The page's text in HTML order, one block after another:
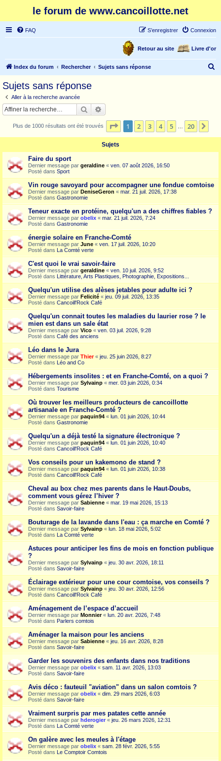
le forum de www.cancoillotte.net
FAQ Connexion
S’enregistrer
Livre d'or
Retour au site
Index du forum Rechercher Sujets sans réponse
c
Sujets sans réponse
Aller à la recherche avancée
Rechercher
Plus de 1000 résultats ont été trouvés Page 1sur20
1 2 3 4 5 20
Sujets
Faire du sport
Dernier message par geraldine « ven. 07 août 2026, 16:50
Posté dans Sport
Vin rouge savoyard pour accompagner une fondue comtoise
Dernier message par DeniseGeron « mar. 21 juil. 2026, 17:38
Posté dans Gastronomie
Teneur exacte en protéine, quelqu'un a des chiffres fiables ?
Dernier message par obelix « mar. 21 juil. 2026, 7:24
Posté dans Gastronomie
énergie solaire en Franche-Comté
Dernier message par June « ven. 17 juil. 2026, 10:20
Posté dans La Comté verte
C'est quoi le vrai savoir-faire
Dernier message par geraldine « ven. 10 juil. 2026, 9:52
Posté dans Littérature, Arts Plastiques, Photographie, Expositions...
Quelqu'un utilise des alèses jetables pour adulte ici ?
Dernier message par Felicité « jeu. 09 juil. 2026, 13:35
Posté dans Cancoill'Rock Café
Quelqu'un connait toutes les maladies du laurier rose ? le
mien est dans un sale état
Dernier message par Vico « ven. 03 juil. 2026, 9:28
Posté dans Café des anciens
Léo dans le Jura
Dernier message par Thier« jeu. 25 juin 2026, 8:27
Posté dans Léo and Co
Hébergements insolites : et en Franche-Comté, on a quoi ?
Dernier message par Sylvainp « mer. 03 juin 2026, 0:34
Posté dans Tourisme
Où trouver les meilleurs producteurs de cancoillotte
artisanale en Franche-Comté ?
Dernier message par paquin94 « lun. 01 juin 2026, 10:44
Posté dans Gastronomie
Quelqu'un a déjà testé la signature électronique ?
Dernier message par paquin94 « lun. 01 juin 2026, 10:40
Posté dans Cancoill'Rock Café
Vos conseils pour un kakemono de stand ?
Dernier message par paquin94 « lun. 01 juin 2026, 10:38
Posté dans Cancoill'Rock Café
Cheval au box chez mes parents dans le Haut-Doubs,
comment vous gérez l’hiver ?
Dernier message par Sabienne « mar. 19 mai 2026, 15:13
Posté dans Savoir-faire
Bouturage de la lavande dans l'eau : ça marche en Comté ?
Dernier message par Sylvainp « lun. 18 mai 2026, 5:02
Posté dans La Comté verte
Astuces pour anticiper les fins de mois en fonction publique
?
Dernier message par Sylvainp « jeu. 30 avr. 2026, 18:11
Posté dans Savoir-faire
Éclairage extérieur pour une cour comtoise, vos conseils ?
Dernier message par Sylvainp « jeu. 30 avr. 2026, 12:56
Posté dans Cancoill'Rock Café
Aménagement de l’espace d’accueil
Dernier message par Monnier« lun. 20 avr. 2026, 7:48
Posté dans Parlers comtois
Aménager la maison pour les anciens
Dernier message par Sabienne « jeu. 16 avr. 2026, 8:28
Posté dans Savoir-faire
Garder les souvenirs des enfants dans nos traditions
Dernier message par obelix « sam. 11 avr. 2026, 13:03
Posté dans Savoir-faire
Avis déco : fauteuil "aviation" dans un salon comtois ?
Dernier message par obelix « dim. 29 mars 2026, 6:03
Posté dans Savoir-faire
Vraiment surpris par mes patates cette année
Dernier message par hderogier « jeu. 26 mars 2026, 12:31
Posté dans La Comté verte
On galère avec les meules à l'étage
Dernier message par obelix « sam. 28 févr. 2026, 5:55
Posté dans Le Comptoir Comtois